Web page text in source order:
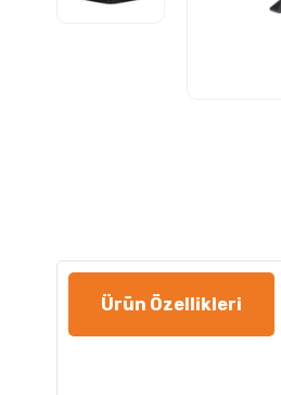
Ürün Özellikleri